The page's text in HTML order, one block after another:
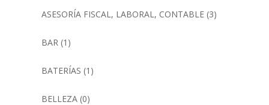
ASESORÍA FISCAL, LABORAL, CONTABLE(3)
BAR(1)
BATERÍAS (1)
BELLEZA(0)